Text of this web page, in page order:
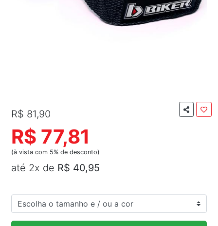
R$ 81,90
R$ 77,81
(à vista com 5% de desconto)
até 2x de R$ 40,95